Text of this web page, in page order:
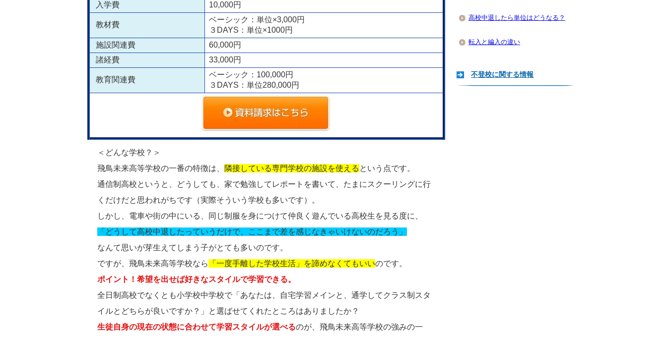
入学費
10,000円
教材費
ベーシック：単位×3,000円
３DAYS：単位×1000円
施設関連費
60,000円
諸経費
33,000円
教育関連費
ベーシック：100,000円
３DAYS：単位280,000円
＜どんな学校？＞
飛鳥未来高等学校の一番の特徴は、
隣接している専門学校の施設を使える という点です。
通信制高校というと、どうしても、家で勉強してレポートを書いて、たまにスクーリングに行
くだけだと思われがちです（実際そういう学校も多いです）。
しかし、電車や街の中にいる、同じ制服を身につけて仲良く遊んでいる高校生を見る度に、
「どうして高校中退したっていうだけで、ここまで差を感じなきゃいけないのだろう」
なんて思いが芽生えてしまう子がとても多いのです。
ですが、飛鳥未来高等学校なら
「一度手離した学校生活」を諦めなくてもいいのです。
ポイント！希望を出せば好きなスタイルで学習できる。
全日制高校でなくとも小学校中学校で「あなたは、自宅学習メインと、通学してクラス制スタ
イルとどちらが良いですか？」と選ばせてくれたところはありましたか？
生徒自身の現在の状態に合わせて学習スタイルが選べるのが、飛鳥未来高等学校の強みの一
高校中退したら単位はどうなる？
転入と編入の違い
不登校に関する情報